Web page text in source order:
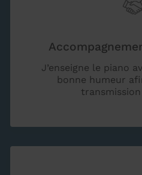
J’enseigne le piano
bonne humeur